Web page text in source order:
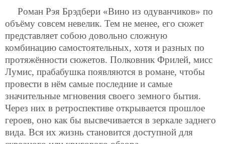
Роман Рэя Брэдбери «Вино из одуванчиков» по
объёму совсем невелик. Тем не менее, его сюжет
представляет собою довольно сложную
комбинацию самостоятельных, хотя и разных по
протяжённости сюжетов. Полковник Фрилей, мисс
Лумис, прабабушка появляются в романе, чтобы
провести в нём самые последние и самые
значительные мгновения своего земного бытия.
Через них в ретроспективе открывается прошлое
героев, оно как бы высвечивается в зеркале заднего
вида. Вся их жизнь становится доступной для